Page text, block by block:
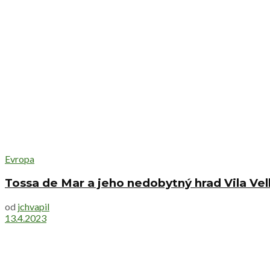
Evropa
Tossa de Mar a jeho nedobytný hrad Vila
od jchvapil
13.4.2023